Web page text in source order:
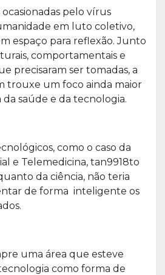
ocasionadas pelo vírus
em luto coletivo,
espaço para reflexão. Junto
comportamentais e
precisaram ser tomadas, a
trouxe um foco ainda maior
saúde e da tecnologia.
como o caso da
e Telemedicina, tan9918to
da ciência, não teria
de forma inteligente os
uma área que esteve
como forma de